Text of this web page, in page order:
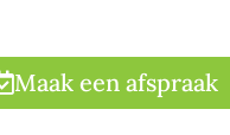
Maak een afspraak